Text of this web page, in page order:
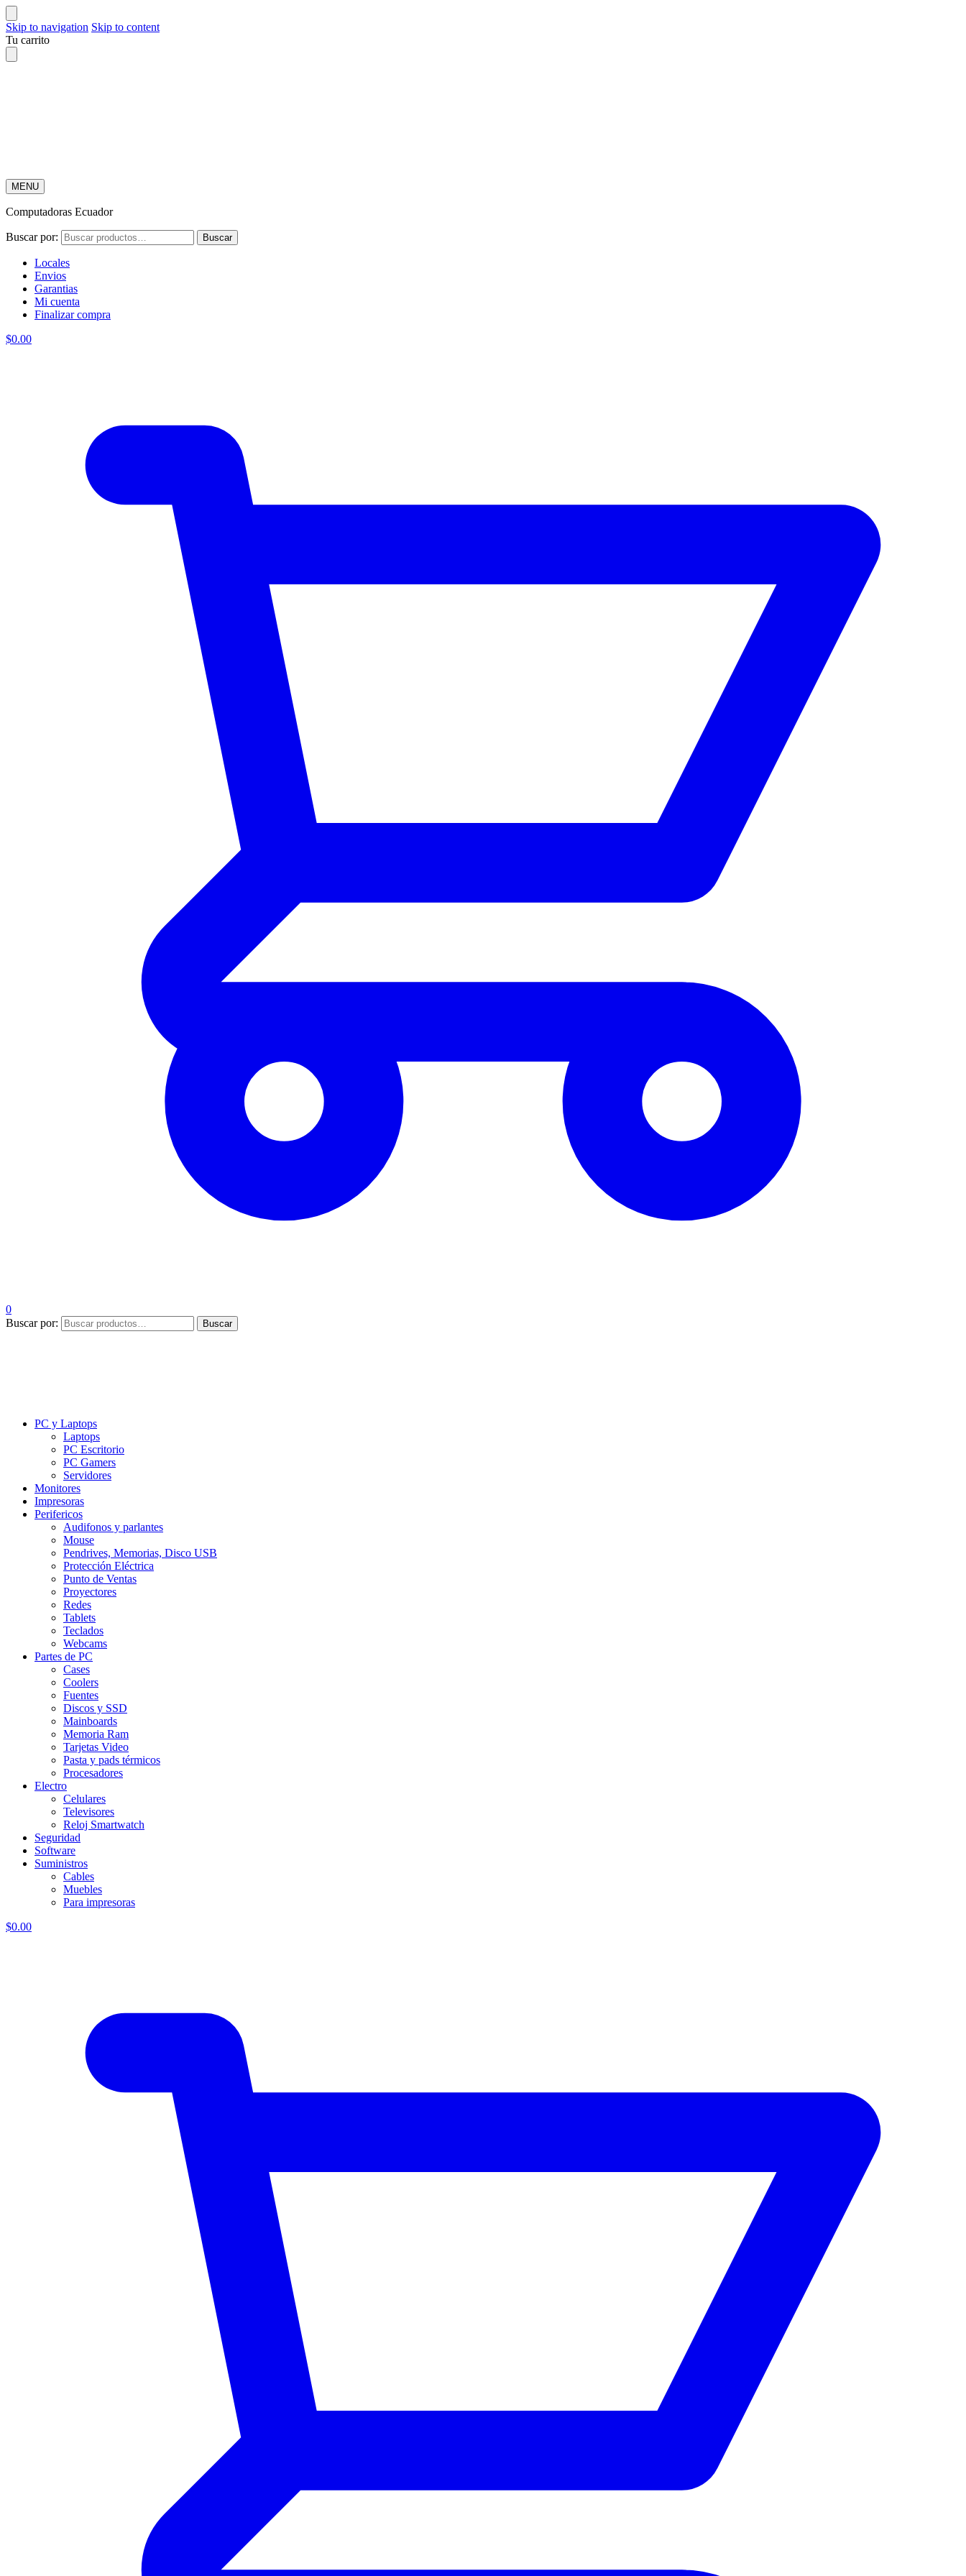
Skip to navigation Skip to content
Tu carrito
MENU
Computadoras Ecuador
Buscar por: Buscar
Locales
Envios
Garantias
Mi cuenta
Finalizar compra
$0.00
0
Buscar por:
Buscar
PC y Laptops
Laptops
PC Escritorio
PC Gamers
Servidores
Monitores
Impresoras
Perifericos
Audifonos y parlantes
Mouse
Pendrives, Memorias, Disco USB
Protección Eléctrica
Punto de Ventas
Proyectores
Redes
Tablets
Teclados
Webcams
Partes de PC
Cases
Coolers
Fuentes
Discos y SSD
Mainboards
Memoria Ram
Tarjetas Video
Pasta y pads térmicos
Procesadores
Electro
Celulares
Televisores
Reloj Smartwatch
Seguridad
Software
Suministros
Cables
Muebles
Para impresoras
$0.00